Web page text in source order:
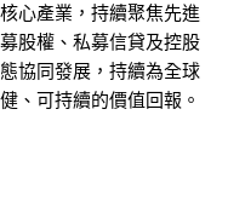
心產業，持續聚焦先進
股權、私募信貸及控股
協同發展，持續為全球
、可持續的價值回報。